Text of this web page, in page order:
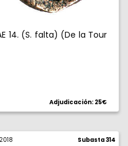
14. (S. falta) (De la Tour
Adjudicación: 25€
Subasta 314